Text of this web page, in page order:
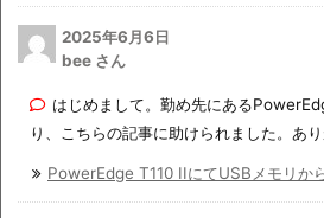
2025年6月6日
bee さん
はじめまして。勤め先にある
り、こちらの記事に助けられました。あ
PowerEdge T110 IIにてUSBメモリか